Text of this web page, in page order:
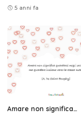
5 anni fa
Amare non significa…